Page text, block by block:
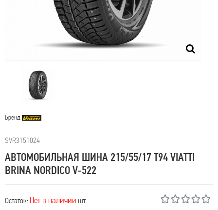
Бренд
SVR3151024
АВТОМОБИЛЬНАЯ ШИНА 215/55/17 T94 VIATTI
BRINA NORDICO V-522
Остаток: Нет в наличии шт.